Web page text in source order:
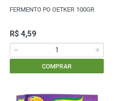
FERMENTO PO OETKER 100GR
R$ 4,59
COMPRAR